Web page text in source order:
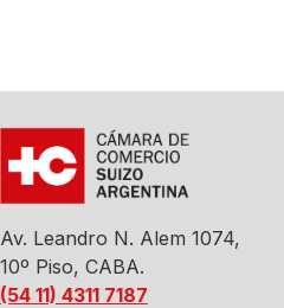
Av. Leandro N. Alem 1074,
10º Piso, CABA.
(54 11) 4311 7187